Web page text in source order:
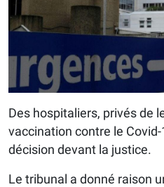
Des hospitaliers, privés de
vaccination contre le
décision devant la justice.
Le tribunal a donné raison